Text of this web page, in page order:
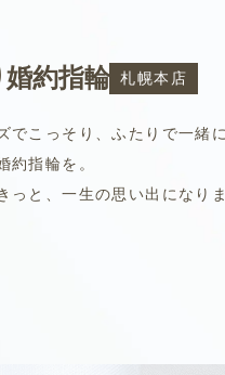
約指輪 札幌本店
でこっそり、ふたりで一緒に
約指輪を。
っと、一生の思い出になりま